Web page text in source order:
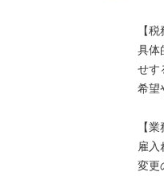
【
具体
せす
希望
【
雇入
変更